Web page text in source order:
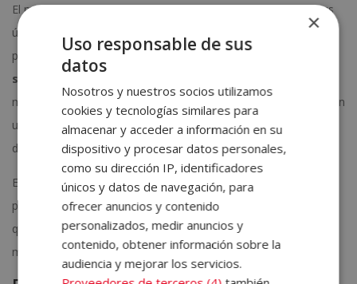
El minimalismo lleva el principio de «menos es más» hasta sus
últimas consecuencias. Los espacios minimalistas se definen
por
líneas limpias, ausencia de ornamentación y una
selección muy rigurosa del mobiliario
monocromática o de muy bajo contraste. No se trata de vivir en
un espacio frío o vacío, sino de crear entornos donde la mente
descanse de la saturación visual del exterior.
Este estilo requiere un alto nivel de orden y organización diaria
para mantener su coherencia. No es para todo el mundo, pero
quienes lo adoptan suelen convertirlo en una filosofía de vida
más allá de la decoración.
×
Uso responsable de sus
datos
Nosotros y nuestros socios utilizamos
cookies y tecnologías similares para
almacenar y acceder a información en su
dispositivo y procesar datos personales,
como su dirección IP, identificadores
únicos y datos de navegación, para
ofrecer anuncios y contenido
personalizados, medir anuncios y
contenido, obtener información sobre la
audiencia y mejorar los servicios.